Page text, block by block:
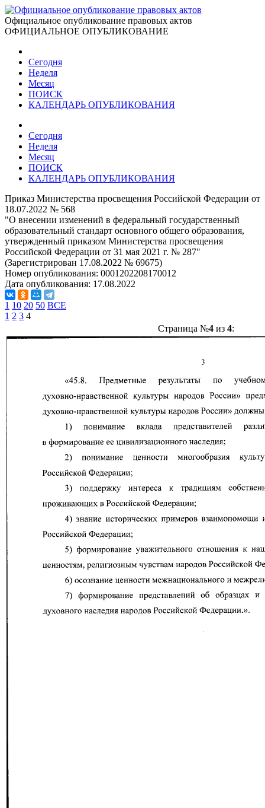
Официальное опубликование правовых актов
ОФИЦИАЛЬНОЕ ОПУБЛИКОВАНИЕ
Сегодня
Неделя
Месяц
ПОИСК
КАЛЕНДАРЬ ОПУБЛИКОВАНИЯ
Сегодня
Неделя
Месяц
ПОИСК
КАЛЕНДАРЬ ОПУБЛИКОВАНИЯ
Приказ Министерства просвещения Российской Федерации от
18.07.2022 № 568
"О внесении изменений в федеральный государственный
образовательный стандарт основного общего образования,
утвержденный приказом Министерства просвещения
Российской Федерации от 31 мая 2021 г. № 287"
(Зарегистрирован 17.08.2022 № 69675)
Номер опубликования: 0001202208170012
Дата опубликования: 17.08.2022
1 10 20 50 ВСЕ
1 2 3 4
Страница №4из 4: